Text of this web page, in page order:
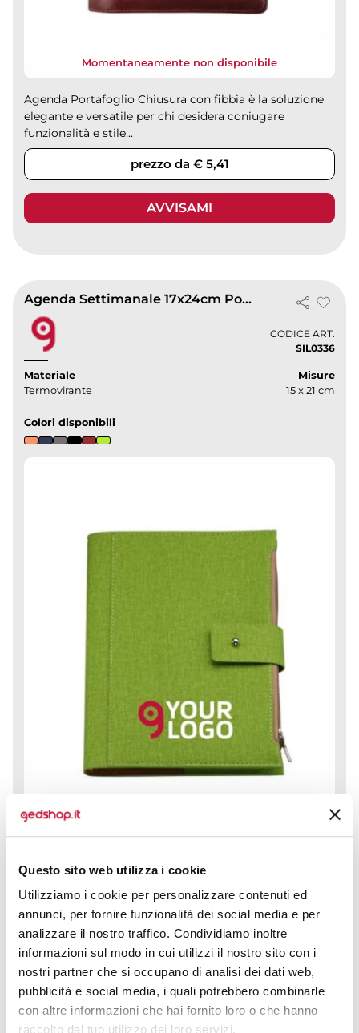
Questo sito web utilizza i cookie
Utilizziamo i cookie per personalizzare contenuti ed
annunci, per fornire funzionalità dei social media e per
analizzare il nostro traffico. Condividiamo inoltre
informazioni sul modo in cui utilizzi il nostro sito con i
nostri partner che si occupano di analisi dei dati web,
pubblicità e social media, i quali potrebbero combinarle
con altre informazioni che hai fornito loro o che hanno
raccolto dal tuo utilizzo dei loro servizi.
Momentaneamente non disponibile
Agenda Portafoglio Chiusura con fibbia è la soluzione
elegante e versatile per chi desidera coniugare
funzionalità e stile...
prezzo da € 5,41
AVVISAMI
Agenda Settimanale 17x24cm Poliuretano 6 Lingue Inserti
CODICE ART.
SIL0336
Materiale
Termovirante
Misure
15 x 21 cm
Colori disponibili
Agenda giornaliera con tasche portadocumenti è la
meglio le proprie...
prezzo da € 5,59
CALCOLA PREVENTIVO